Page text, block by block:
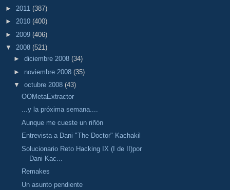
► 2011 (387)
► 2010 (400)
► 2009 (406)
▼ 2008 (521)
► diciembre 2008 (34)
► noviembre 2008 (35)
▼ octubre 2008 (43)
OOMetaExtractor
...y la próxima semana....
Aunque me cueste un riñón
Entrevista a Dani "The Doctor" Kachakil
Solucionario Reto Hacking IX (I de II)por
Dani Kac...
Remakes
Un asunto pendiente